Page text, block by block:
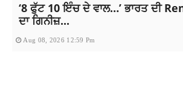
‘8 ਫੁੱਟ 10 ਇੰਚ ਦੇ ਵਾਲ…’ ਭਾਰਤ ਦੀ
ਦਾ ਗਿਨੀਜ਼...
Aug 08, 2026 12:59 Pm